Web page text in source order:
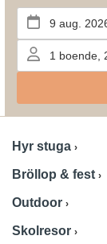
Hyr stuga
Bröllop & fest
Outdoor
Skolresor